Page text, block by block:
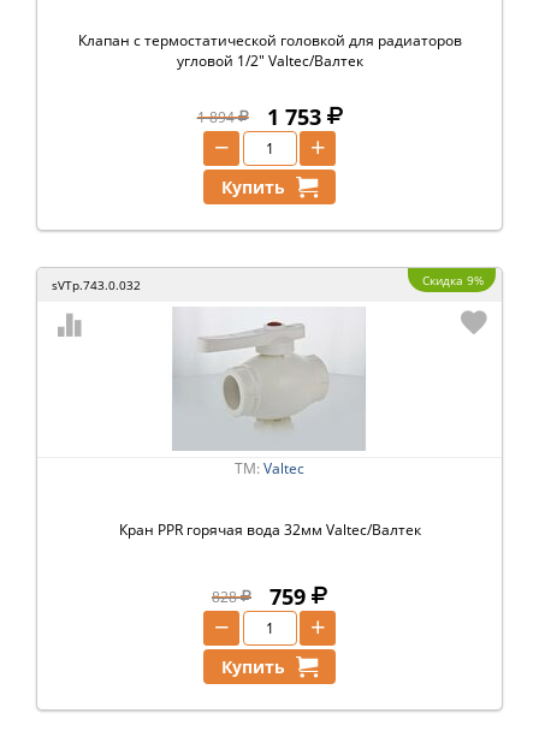
Клапан с термостатической головкой для радиаторов
угловой 1/2" Valtec/Валтек
1 894 1 753
+
−
Купить
sVTp.743.0.032 Скидка 9%
ТМ: Valtec
Кран PPR горячая вода 32мм Valtec/Валтек
828 759
+
−
Купить